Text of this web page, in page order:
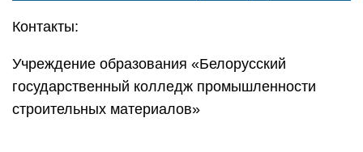
Контакты:
Учреждение образования «Белорусский
государственный колледж промышленности
строительных материалов»